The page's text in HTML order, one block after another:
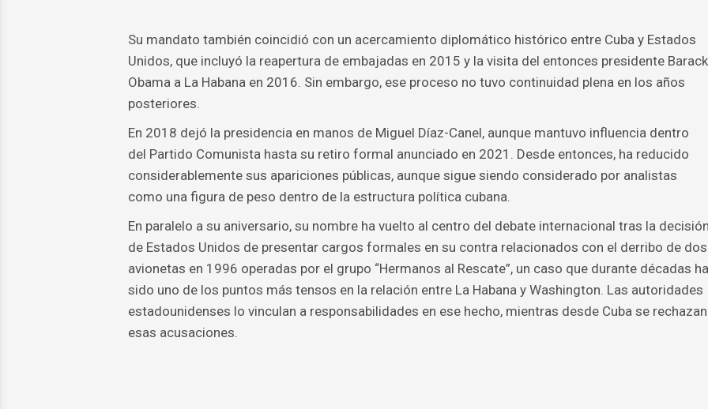
Su mandato también coincidió con un acercamiento diplomático histórico entre Cuba y Estados
Unidos, que incluyó la reapertura de embajadas en 2015 y la visita del entonces presidente Barack
Obama a La Habana en 2016. Sin embargo, ese proceso no tuvo continuidad plena en los años
posteriores.
En 2018 dejó la presidencia en manos de Miguel Díaz-Canel, aunque mantuvo influencia dentro
del Partido Comunista hasta su retiro formal anunciado en 2021. Desde entonces, ha reducido
considerablemente sus apariciones públicas, aunque sigue siendo considerado por analistas
como una figura de peso dentro de la estructura política cubana.
En paralelo a su aniversario, su nombre ha vuelto al centro del debate internacional tras la
de Estados Unidos de presentar cargos formales en su contra relacionados con el derribo de dos
avionetas en 1996 operadas por el grupo “Hermanos al Rescate”, un caso que durante décadas ha
sido uno de los puntos más tensos en la relación entre La Habana y Washington. Las autoridades
estadounidenses lo vinculan a responsabilidades en ese hecho, mientras desde Cuba se rechazan
esas acusaciones.